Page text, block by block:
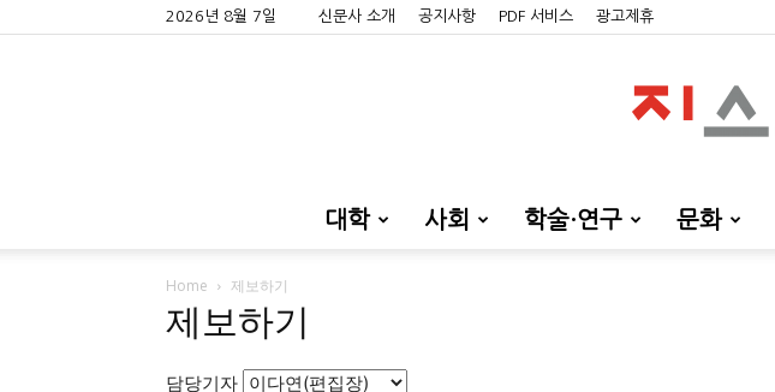
2026년 8월 7일 신문사 소개 공지사항 PDF 서비스 광고제휴
대학 사회 학술·연구 문화
Home 제보하기
제보하기
담당기자